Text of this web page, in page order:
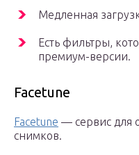
Медленная
Есть фильтры,
премиум-версии.
Facetune
Facetune — сервис для
снимков.